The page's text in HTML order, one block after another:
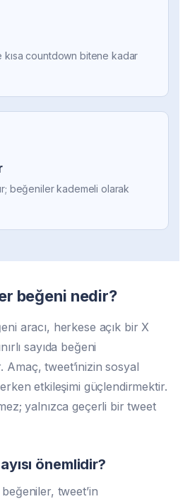
kısa countdown bitene kadar
beğeniler kademeli olarak
beğeni nedir?
aracı, herkese açık bir X
sayıda beğeni
Amaç, tweet’inizin sosyal
erken etkileşimi güçlendirmektir.
yalnızca geçerli bir tweet
önemlidir?
tweet’in